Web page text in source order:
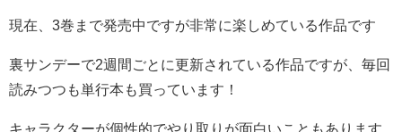
現在、3巻まで発売中ですが非常に楽しめている作品です
裏サンデーで2週間ごとに更新されている作品ですが、毎回
読みつつも単行本も買っています！
キャラクターが個性的でやり取りが面白いこともあります